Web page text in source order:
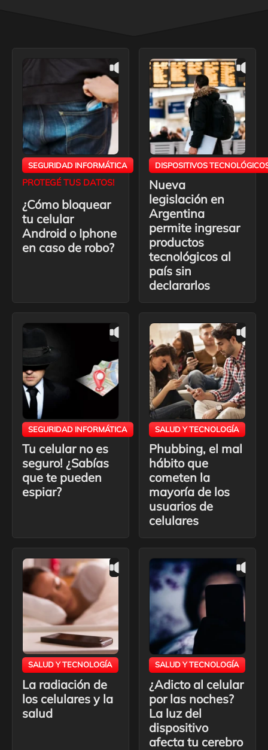
SEGURIDAD INFORMÁTICA
PROTEGÉ TUS DATOS!
¿Cómo bloquear
tu celular
Android o Iphone
en caso de robo?
DISPOSITIVOS
Nueva
legislación en
Argentina
permite ingresar
productos
tecnológicos al
país sin
declararlos
SEGURIDAD INFORMÁTICA
Tu celular no es
seguro! ¿Sabías
que te pueden
espiar?
SALUD Y TECNOLOGÍA
Phubbing, el mal
hábito que
cometen la
mayoría de los
usuarios de
celulares
SALUD Y TECNOLOGÍA
La radiación de
los celulares y la
salud
SALUD Y TECNOLOGÍA
¿Adicto al celular
por las noches?
La luz del
dispositivo
afecta tu cerebro